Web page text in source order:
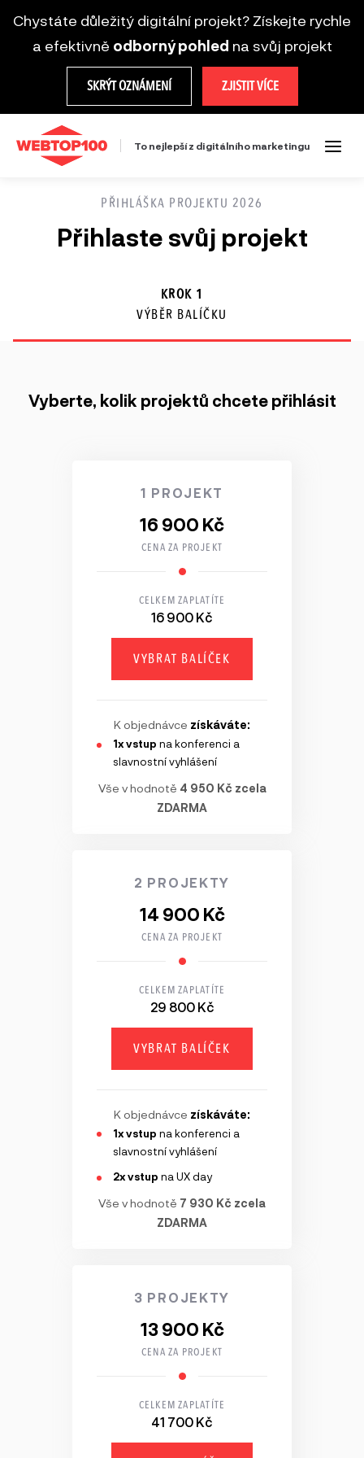
Chystáte důležitý digitální projekt? Získejte rychle
a efektivně odborný pohled na svůj projekt
SKRÝT OZNÁMENÍ ZJISTIT VÍCE
To nejlepší z digitálního marketingu
PŘIHLÁŠKA PROJEKTU 2026
Přihlaste svůj projekt
KROK 1
VÝBĚR BALÍČKU
Vyberte, kolik projektů chcete přihlásit
1 PROJEKT
16 900 Kč
CENA ZA PROJEKT
CELKEM ZAPLATÍTE
16 900 Kč
VYBRAT BALÍČEK
K objednávce získáváte:
1x vstup na konferenci a
slavnostní vyhlášení
Vše v hodnotě 4 950 Kč zcela
ZDARMA
2 PROJEKTY
14 900 Kč
CENA ZA PROJEKT
CELKEM ZAPLATÍTE
29 800 Kč
VYBRAT BALÍČEK
K objednávce získáváte:
1x vstup na konferenci a
slavnostní vyhlášení
2x vstup na UX day
Vše v hodnotě 7 930 Kč zcela
ZDARMA
3 PROJEKTY
13 900 Kč
CENA ZA PROJEKT
CELKEM ZAPLATÍTE
41 700 Kč